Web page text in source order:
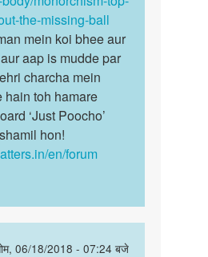
the-missing-ball
mein koi bhee aur
aap is mudde par
charcha mein
hain toh hamare
‘Just Poocho’
hon!
en/forum
06/18/2018 - 07:24 बजे